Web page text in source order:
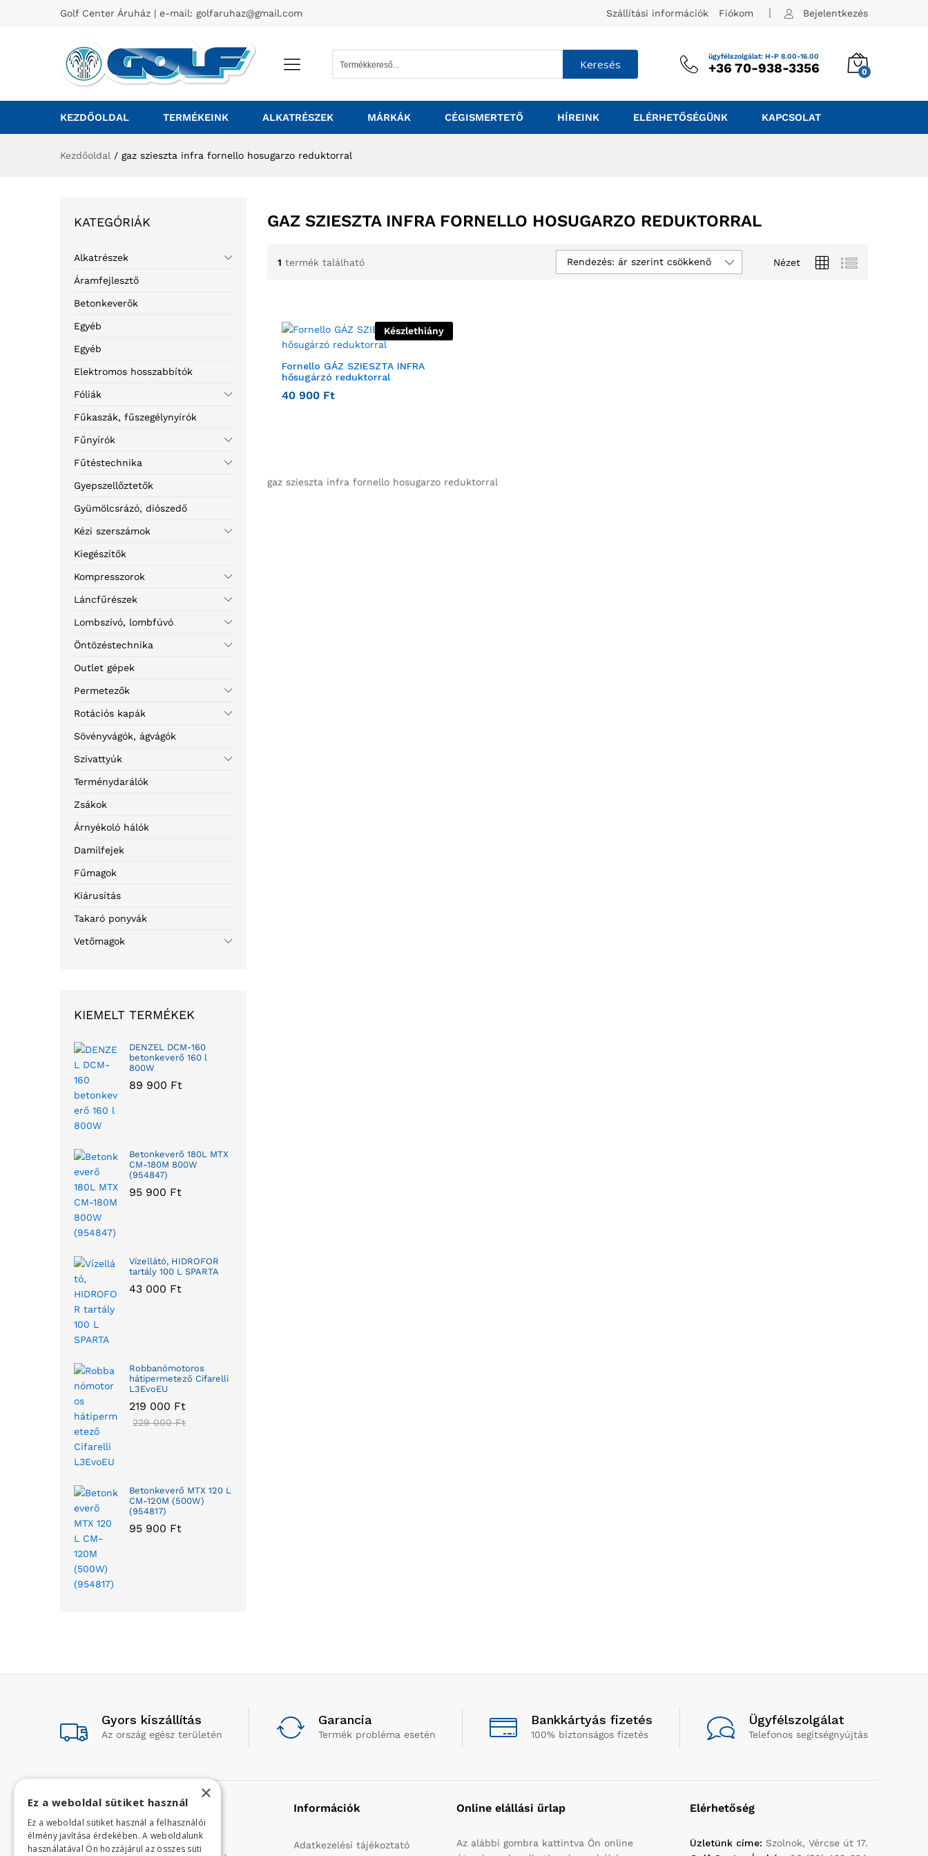
Golf Center Áruház | e-mail: golfaruhaz@gmail.com Szállítási információk Fiókom Bejelentkezés
Keresés
ügyfélszolgálat: H-P 8.00-16.00
+36 70-938-3356 0
KEZDŐOLDAL TERMÉKEINK ALKATRÉSZEK MÁRKÁK CÉGISMERTETŐ HÍREINK ELÉRHETŐSÉGÜNK KAPCSOLAT
Kezdőoldal / gaz szieszta infra fornello hosugarzo reduktorral
GAZ SZIESZTA INFRA FORNELLO HOSUGARZO REDUKTORRAL
1 termék található Nézet
Rendezés: ár szerint csökkenő
Készlethiány
Fornello GÁZ SZIESZTA INFRA
hősugárzó reduktorral
40 900 Ft
gaz szieszta infra fornello hosugarzo reduktorral
KATEGÓRIÁK
Alkatrészek
Áramfejlesztő
Betonkeverők
Egyéb
Egyéb
Elektromos hosszabbítók
Fóliák
Fűkaszák, fűszegélynyírók
Fűnyírók
Fűtéstechnika
Gyepszellőztetők
Gyümölcsrázó, diószedő
Kézi szerszámok
Kiegészítők
Kompresszorok
Láncfűrészek
Lombszívó, lombfúvó
Öntözéstechnika
Outlet gépek
Permetezők
Rotációs kapák
Sövényvágók, ágvágók
Szivattyúk
Terménydarálók
Zsákok
Árnyékoló hálók
Damilfejek
Fűmagok
Kiárusítás
Takaró ponyvák
Vetőmagok
KIEMELT TERMÉKEK
DENZEL DCM-160
betonkeverő 160 l
800W
89 900 Ft
Betonkeverő 180L MTX
CM-180M 800W
(954847)
95 900 Ft
Vízellátó, HIDROFOR
tartály 100 L SPARTA
43 000 Ft
Robbanómotoros
hátipermetező Cifarelli
L3EvoEU
219 000 Ft
229 000Ft
Betonkeverő MTX 120 L
CM-120M (500W)
(954817)
95 900 Ft
Gyors kiszállítás
Az ország egész területén
Garancia
Termék probléma esetén
Bankkártyás fizetés
100% biztonságos fizetés
Ügyfélszolgálat
Telefonos segítségnyújtás
Rólunk
Profilunk a mezőgazdasági, kerti
Információk
Adatkezelési tájékoztató
Online elállási űrlap
Az alábbi gombra kattintva Ön online
Elérhetőség
Üzletünk címe: Szolnok, Vércse út 17.
×
Ez a weboldal sütiket használ
Ez a weboldal sütiket használ a felhasználói
élmény javítása érdekében. A weboldalunk
használatával Ön hozzájárul az összes süti